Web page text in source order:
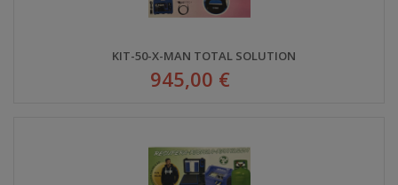
KIT-50-X-MAN TOTAL SOLUTION
945,00 €